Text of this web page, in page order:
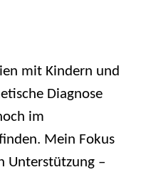
mit Kindern und
Diagnose
im
Mein Fokus
Unterstützung –